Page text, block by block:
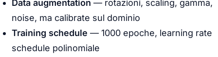
Data augmentation — rotazioni, scaling, gamma,
noise, ma calibrate sul dominio
Training schedule — 1000 epoche, learning rate
schedule polinomiale